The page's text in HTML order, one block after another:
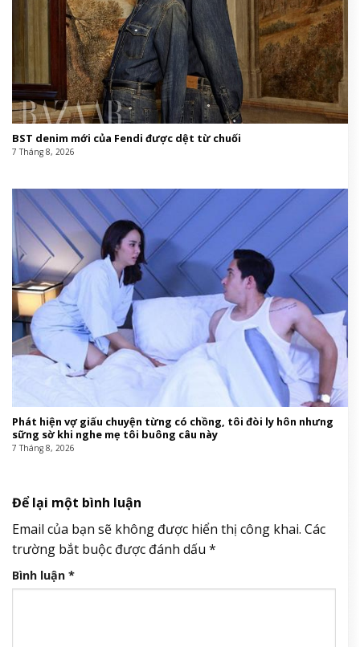
BST denim mới của Fendi được dệt từ chuối
7 Tháng 8, 2026
Phát hiện vợ giấu chuyện từng có chồng, tôi đòi ly hôn nhưng
sững sờ khi nghe mẹ tôi buông câu này
7 Tháng 8, 2026
Để lại một bình luận
Email của bạn sẽ không được hiển thị công khai. Các
trường bắt buộc được đánh dấu *
Bình luận *